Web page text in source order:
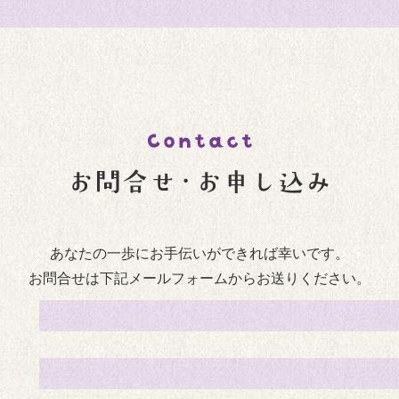
あなたの一歩にお手伝いができれば幸いです。
お問合せは下記メールフォームからお送りください。